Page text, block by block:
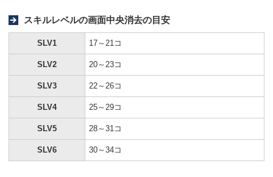
スキルレベルの画面中央消去の目安
SLV1 17～21コ
SLV2 20～23コ
SLV3 22～26コ
SLV4 25～29コ
SLV5 28～31コ
SLV6 30～34コ